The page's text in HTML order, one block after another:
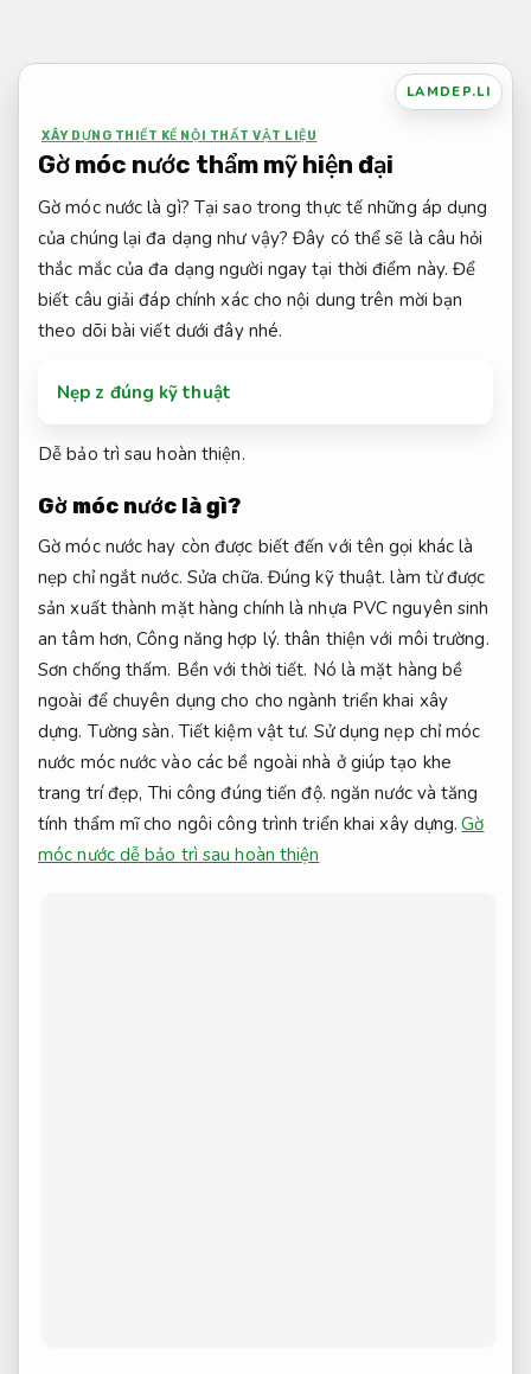
nội
LAMDEP.LI
XÂY DỰNG THIẾT KẾ NỘI THẤT VẬT LIỆU
Gờ móc nước thẩm mỹ hiện đại
Gờ móc nước là gì? Tại sao trong thực tế những áp dụng
của chúng lại đa dạng như vậy? Đây có thể sẽ là câu hỏi
thắc mắc của đa dạng người ngay tại thời điểm này. Để
biết câu giải đáp chính xác cho nội dung trên mời bạn
theo dõi bài viết dưới đây nhé.
Nẹp z đúng kỹ thuật
Dễ bảo trì sau hoàn thiện.
Gờ móc nước là gì?
Gờ móc nước hay còn được biết đến với tên gọi khác là
nẹp chỉ ngắt nước. Sửa chữa. Đúng kỹ thuật. làm từ được
sản xuất thành mặt hàng chính là nhựa PVC nguyên sinh
an tâm hơn,Công năng hợp lý. thân thiện với môi trường.
Sơn chống thấm. Bền với thời tiết. Nó là mặt hàng bề
ngoài để chuyên dụng cho cho ngành triển khai xây
dựng. Tường sàn. Tiết kiệm vật tư. Sử dụng nẹp chỉ móc
nước móc nước vào các bề ngoài nhà ở giúp tạo khe
trang trí đẹp, Thi công đúng tiến độ. ngăn nước và tăng
tính thẩm mĩ cho ngôi công trình triển khai xây dựng. Gờ
móc nước dễ bảo trì sau hoàn thiện